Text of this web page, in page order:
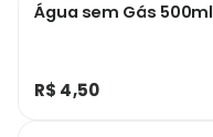
Água sem Gás 500ml
R$ 4,50